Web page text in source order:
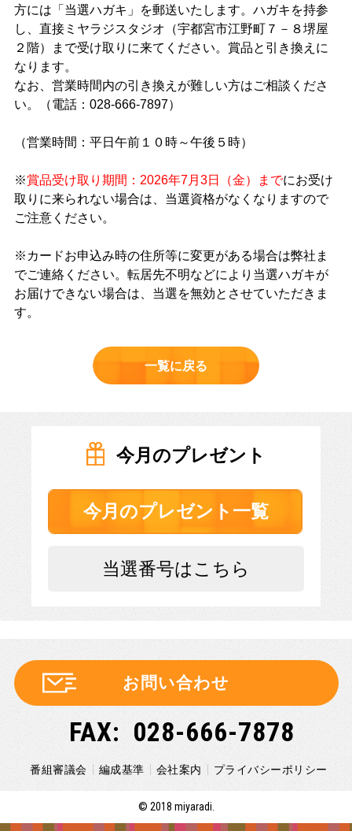
今月のプレゼント
今月のプレゼント一覧
当選番号はこちら
方には「当選ハガキ」を郵送いたします。ハガキを持参
し、直接ミヤラジスタジオ（宇都宮市江野町７－８堺屋
２階）まで受け取りに来てください。賞品と引き換えに
なります。
なお、営業時間内の引き換えが難しい方はご相談くださ
い。（電話：028-666-7897）
（営業時間：平日午前１０時～午後５時）
※賞品受け取り期間：2026年7月3日（金）までにお受け
取りに来られない場合は、当選資格がなくなりますので
ご注意ください。
※カードお申込み時の住所等に変更がある場合は弊社ま
でご連絡ください。転居先不明などにより当選ハガキが
お届けできない場合は、当選を無効とさせていただきま
す。
一覧に戻る
お問い合わせ
028-666-7878
番組審議会 編成基準 会社案内 プライバシーポリシー
© 2018 miyaradi.